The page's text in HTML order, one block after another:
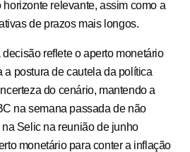
relevante, assim como a
de prazos mais longos.
reflete o aperto monetário
a postura de cautela da política
do cenário, mantendo a
na semana passada de não
Selic na reunião de junho
monetário para conter a inflação